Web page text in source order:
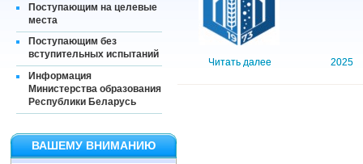
Поступающим на целевые
места
Поступающим без
вступительных испытаний
Информация
Министерства образования
Республики Беларусь
ВАШЕМУ ВНИМАНИЮ
2025
Читать далее